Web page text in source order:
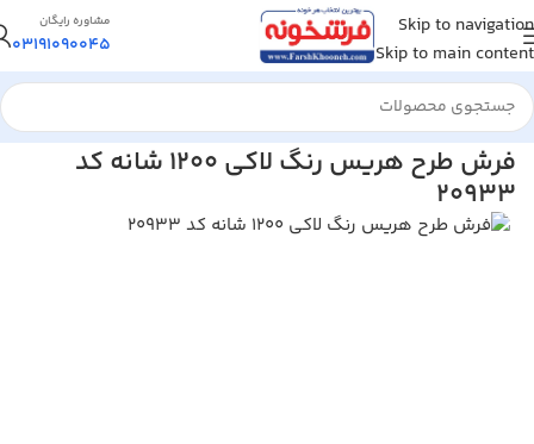
Skip to navigation
Skip to main content
مشاوره رایگان
03191090045
خانه/فرش ماشینی/فرش 1200 شانه
فرش طرح هریس رنگ لاکی 1200 شانه کد
20933